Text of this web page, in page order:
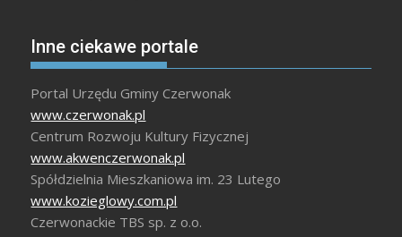
Inne ciekawe portale
Portal Urzędu Gminy Czerwonak
www.czerwonak.pl
Centrum Rozwoju Kultury Fizycznej
www.akwenczerwonak.pl
Spółdzielnia Mieszkaniowa im. 23 Lutego
www.kozieglowy.com.pl
Czerwonackie TBS sp. z o.o.